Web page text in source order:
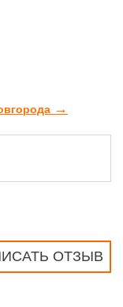
→
ОТЗЫВ